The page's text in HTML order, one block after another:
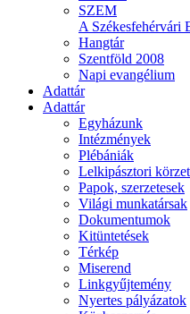
SZEM
A Székesfehérvári
Hangtár
Szentföld 2008
Napi evangélium
Adattár
Adattár
Egyházunk
Intézmények
Plébániák
Lelkipásztori
Papok, szerzetesek
Világi munkatársak
Dokumentumok
Kitüntetések
Térkép
Miserend
Linkgyűjtemény
Nyertes pályázatok